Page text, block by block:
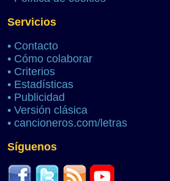
Servicios
• Contacto
• Cómo colaborar
• Criterios
• Estadísticas
• Publicidad
• Versión clásica
• cancioneros.com/letras
Síguenos